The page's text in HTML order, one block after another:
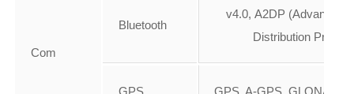
Com
Bluetooth
v4.0, A2DP (Advanced
Distribution Profile)